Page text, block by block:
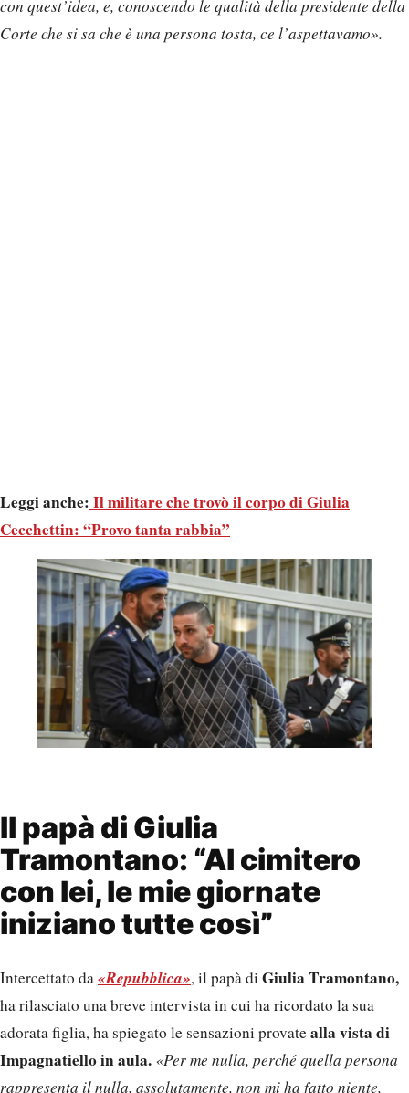
con quest’idea, e, conoscendo le qualità della presidente della
Corte che si sa che è una persona tosta, ce l’aspettavamo».
Leggi anche: Il militare che trovò il corpo di Giulia
Cecchettin: “Provo tanta rabbia”
Il papà di Giulia
Tramontano: “Al cimitero
con lei, le mie giornate
iniziano tutte così”
Intercettato da«Repubblica», il papà di Giulia Tramontano,
ha rilasciato una breve intervista in cui ha ricordato la sua
adorata figlia, ha spiegato le sensazioni provatealla vista di
Impagnatiello in aula. «Per me nulla, perché quella persona
rappresenta il nulla, assolutamente, non mi ha fatto niente,